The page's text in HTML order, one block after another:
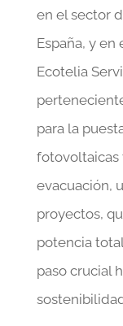
en el sector
España, y
Ecotelia
para la
fotovoltaicas
evacuación,
proyectos,
potencia
paso crucial